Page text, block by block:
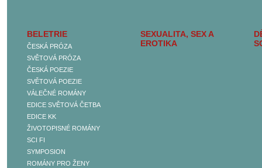
BELETRIE
ČESKÁ PRÓZA
SVĚTOVÁ PRÓZA
ČESKÁ POEZIE
SVĚTOVÁ POEZIE
VÁLEČNÉ ROMÁNY
EDICE SVĚTOVÁ ČETBA
EDICE KK
ŽIVOTOPISNÉ ROMÁNY
SCI FI
SYMPOSION
ROMÁNY PRO ŽENY
SEXUALITA, SEX A
EROTIKA
Hlavní kategorie
BELETRIE
ČESKÁ PRÓZA
SVĚTOVÁ PRÓZA
ČESKÁ POEZIE
VÁLEČNÉ ROMÁNY
EDICE KK